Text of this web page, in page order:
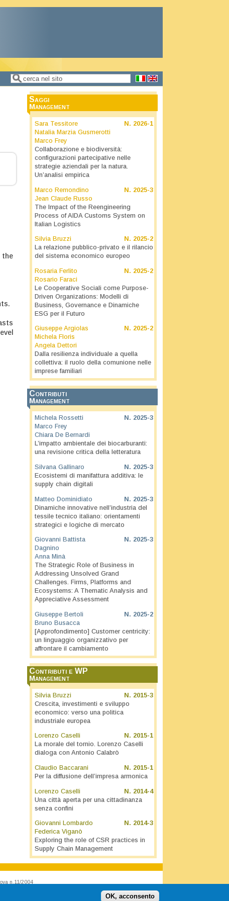
Form di ricerca
Cerca
the
Saggi
Management
N. 2026-1
Sara Tessitore
Natalia Marzia Gusmerotti
Marco Frey
Collaborazione e biodiversità:
configurazioni partecipative nelle
strategie aziendali per la natura.
Un’analisi empirica
N. 2025-3
Marco Remondino
Jean Claude Russo
The Impact of the Reengineering
Process of AIDA Customs System on
Italian Logistics
N. 2025-2
Silvia Bruzzi
La relazione pubblico-privato e il rilancio
del sistema economico europeo
N. 2025-2
Rosaria Ferlito
Rosario Faraci
Le Cooperative Sociali come Purpose-
Driven Organizations: Modelli di
Business, Governance e Dinamiche
ESG per il Futuro
N. 2025-2
Giuseppe Argiolas
Michela Floris
Angela Dettori
Dalla resilienza individuale a quella
collettiva: il ruolo della comunione nelle
imprese familiari
Contributi
Management
N. 2025-3
Michela Rossetti
Marco Frey
Chiara De Bernardi
L’impatto ambientale dei biocarburanti:
una revisione critica della letteratura
N. 2025-3
Silvana Gallinaro
Ecosistemi di manifattura additiva: le
supply chain digitali
N. 2025-3
Matteo Dominidiato
Dinamiche innovative nell’industria del
tessile tecnico italiano: orientamenti
strategici e logiche di mercato
N. 2025-3
Giovanni Battista
Dagnino
Anna Minà
The Strategic Role of Business in
Addressing Unsolved Grand
Challenges. Firms, Platforms and
Ecosystems: A Thematic Analysis and
Appreciative Assessment
N. 2025-2
Giuseppe Bertoli
Bruno Busacca
[Approfondimento] Customer centricity:
un linguaggio organizzativo per
affrontare il cambiamento
Contributi e WP
Management
N. 2015-3
Silvia Bruzzi
Crescita, investimenti e sviluppo
economico: verso una politica
industriale europea
N. 2015-1
Lorenzo Caselli
La morale del tornio. Lorenzo Caselli
dialoga con Antonio Calabrò
N. 2015-1
Claudio Baccarani
Per la diffusione dell’impresa armonica
N. 2014-4
Lorenzo Caselli
Una città aperta per una cittadinanza
senza confini
N. 2014-3
Giovanni Lombardo
Federica Viganò
Exploring the role of CSR practices in
Supply Chain Management
n.11/2004
OK, acconsento